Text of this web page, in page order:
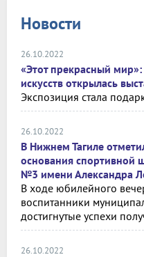
Новости
26.10.2022
«Этот прекрасный
искусств открылась
Экспозиция стала
26.10.2022
В Нижнем Тагиле
основания спортивной
№3 имени Александра
В ходе юбилейного
воспитанники
достигнутые успехи
26.10.2022